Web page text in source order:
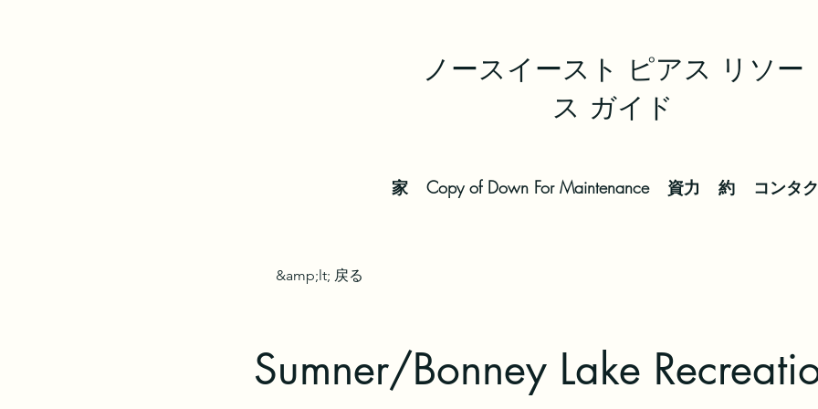
ノースイースト ピアス リソー
ス ガイド
家 Copy of Down For Maintenance 資力 約 コンタ
&amp;lt; 戻る
Sumner/Bonney Lake